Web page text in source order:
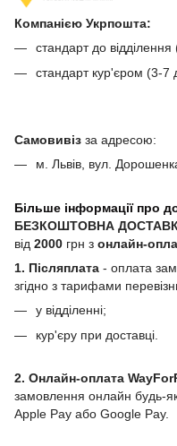
Компанією Укрпошта:
стандарт до відділення
стандарт кур'єром (3-7
Самовивіз за адресою:
м. Львів, вул.
Більше інформації про
БЕЗКОШТОВНА
від 2000 грн з онлайн-
1. Післяплата - оплата
згідно з тарифами
у відділенні;
кур'єру при доставці.
2. Онлайн-оплата
замовлення онлайн будь-
Apple Pay або Google Pay.